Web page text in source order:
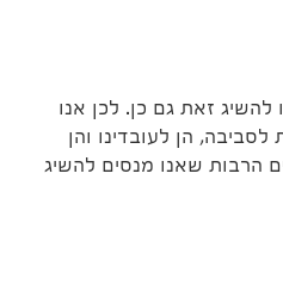
להשיג זאת גם כן. לכן אנו
הן לעובדינו והן
הרבות שאנו מנסים להשיג